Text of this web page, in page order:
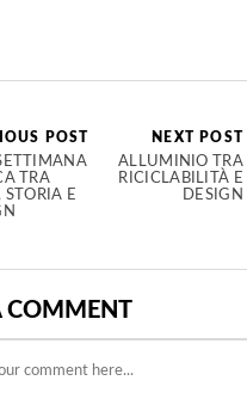
POST
TRA
STORIA E
NEXT POST
ALLUMINIO TRA
RICICLABILITÀ E
DESIGN
COMMENT